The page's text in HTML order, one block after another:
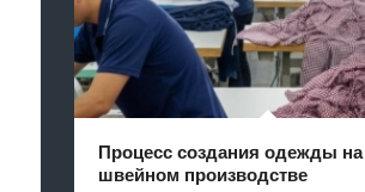
Процесс создания одежды на
швейном производстве